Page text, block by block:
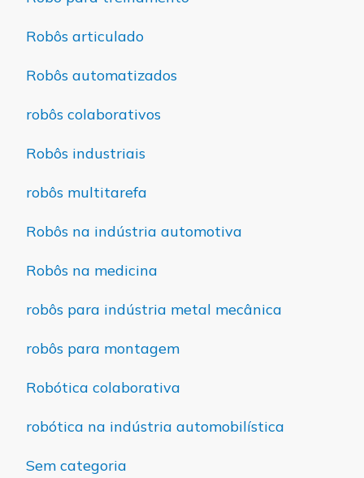
Robôs articulado
Robôs automatizados
robôs colaborativos
Robôs industriais
robôs multitarefa
Robôs na indústria automotiva
Robôs na medicina
robôs para indústria metal mecânica
robôs para montagem
Robótica colaborativa
robótica na indústria automobilística
Sem categoria